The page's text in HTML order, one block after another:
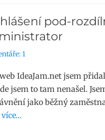
pod-
1
IdeaJam.net jsem
jsem to tam nenašel.
jako běžný
více…